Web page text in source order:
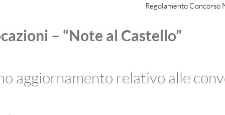
Regolamento Concorso
– “Note al Castello”
aggiornamento relativo alle